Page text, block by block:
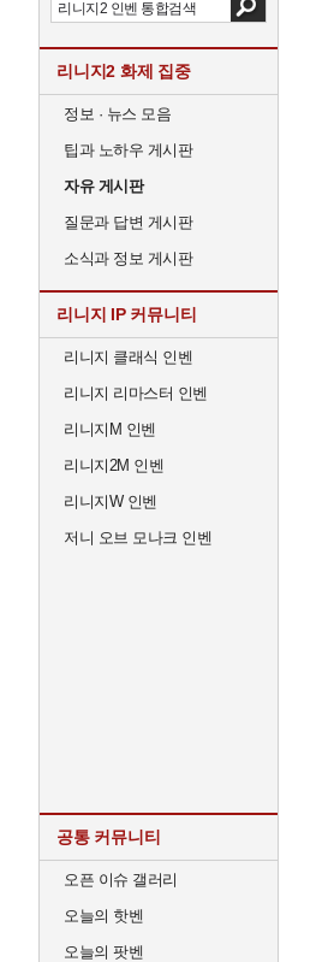
리니지2 화제 집중
정보 · 뉴스 모음
팁과 노하우 게시판
자유 게시판
질문과 답변 게시판
소식과 정보 게시판
리니지 IP 커뮤니티
리니지 클래식 인벤
리니지 리마스터 인벤
리니지M 인벤
리니지2M 인벤
리니지W 인벤
저니 오브 모나크 인벤
공통 커뮤니티
오픈 이슈 갤러리
오늘의 핫벤
오늘의 팟벤